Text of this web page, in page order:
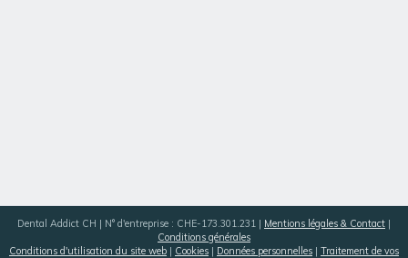
Dental Addict CH | N° d'entreprise : CHE-173.301.231 | Mentions légales & Contact |
Conditions générales
Conditions d'utilisation du site web | Cookies | Données personnelles | Traitement de vos